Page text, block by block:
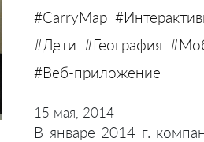
#CarryMap
#Дети #География
#Веб-приложение
15 мая, 2014
В январе 2014 г.